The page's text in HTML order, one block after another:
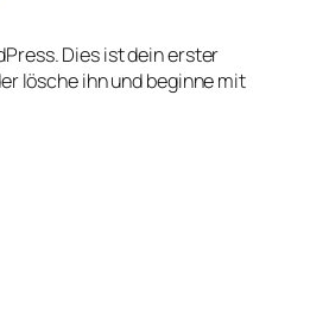
Dies ist dein erster
lösche ihn und beginne mit